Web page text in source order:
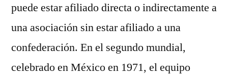
puede estar afiliado directa o indirectamente a
una asociación sin estar afiliado a una
confederación. En el segundo mundial,
celebrado en México en 1971, el equipo